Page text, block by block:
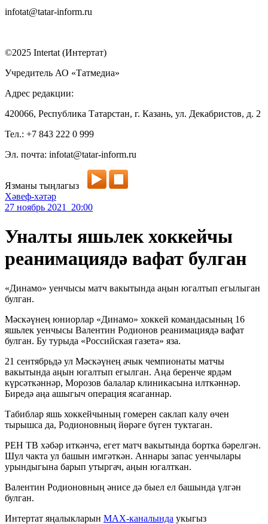
infotat@tatar-inform.ru
©2025 Intertat (Интертат)
Учредитель АО «Татмедиа»
Адрес редакции:
420066, Республика Татарстан, г. Казань, ул. Декабристов, д. 2
Тел.: +7 843 222 0 999
Эл. почта: infotat@tatar-inform.ru
Язманы тыңлагыз
Хәвеф-хәтәр
27 ноябрь 2021 20:00
Уналты яшьлек хоккейчы
реанимациядә вафат булган
«Динамо» уенчысы матч вакытында аңын югалтып егылыган
булган.
Мәскәүнең юниорлар «Динамо» хоккей командасының 16
яшьлек уенчысы Валентин Родионов реанимациядә вафат
булган. Бу турыда «Российская газета» яза.
21 сентябрьдә ул Мәскәүнең ачык чемпионаты матчы
вакытында аңын югалтып егылган. Аңа беренче ярдәм
күрсәткәннәр, Морозов балалар клиникасына илткәннәр.
Биредә аңа ашыгыч операция ясаганнар.
Табиблар яшь хоккейчының гомерен саклап калу өчен
тырышса да, Родионовның йөрәге бүген туктаган.
РЕН ТВ хәбәр иткәнчә, егет матч вакытында бортка бәрелгән.
Шул чакта ул башын имгәткән. Аннары запас уенчылары
урындыгына барып утыргач, аңын югалткан.
Валентин Родионовның әнисе дә быел ел башында үлгән
булган.
Интертат яңалыкларын MAX-каналында укыгыз